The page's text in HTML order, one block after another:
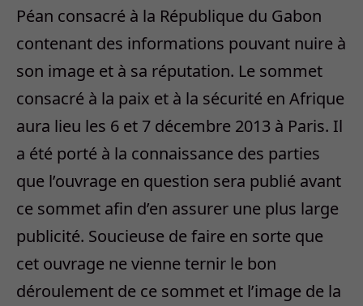
Péan consacré à la République du Gabon
contenant des informations pouvant nuire à
son image et à sa réputation. Le sommet
consacré à la paix et à la sécurité en Afrique
aura lieu les 6 et 7 décembre 2013 à Paris. Il
a été porté à la connaissance des parties
que l’ouvrage en question sera publié avant
ce sommet afin d’en assurer une plus large
publicité. Soucieuse de faire en sorte que
cet ouvrage ne vienne ternir le bon
déroulement de ce sommet et l’image de la